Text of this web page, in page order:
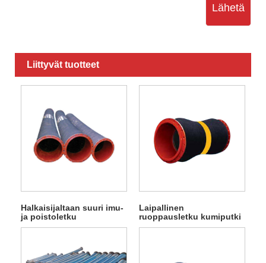
Lähetä
Liittyvät tuotteet
Halkaisijaltaan suuri imu-
ja poistoletku
Laipallinen
ruoppausletku kumiputki